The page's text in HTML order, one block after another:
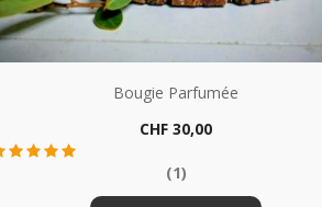
Aperçu rapide
Bougie Parfumée
Prix
CHF 30,00
(1)